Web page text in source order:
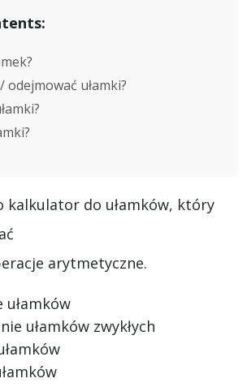
odejmować ułamki?
kalkulator do ułamków, który
arytmetyczne.
ułamków
ułamków zwykłych